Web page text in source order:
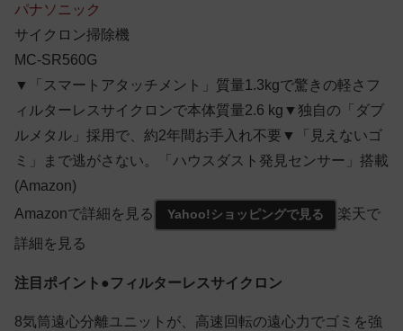
パナソニック
サイクロン掃除機
MC-SR560G
▼「スマートアタッチメント」質量1.3kgで驚きの軽さフ
ィルターレスサイクロンで本体質量2.6 kg▼独自の「ダブ
ルメタル」採用で、約2年間お手入れ不要▼「見えないゴ
ミ」まで逃がさない。「ハウスダスト発見センサー」搭載
(Amazon)
Amazonで詳細を見る
Yahoo!ショッピングで見る
楽天で
詳細を見る
注目ポイント●フィルターレスサイクロン
8気筒遠心分離ユニットが、高速回転の遠心力でゴミを強